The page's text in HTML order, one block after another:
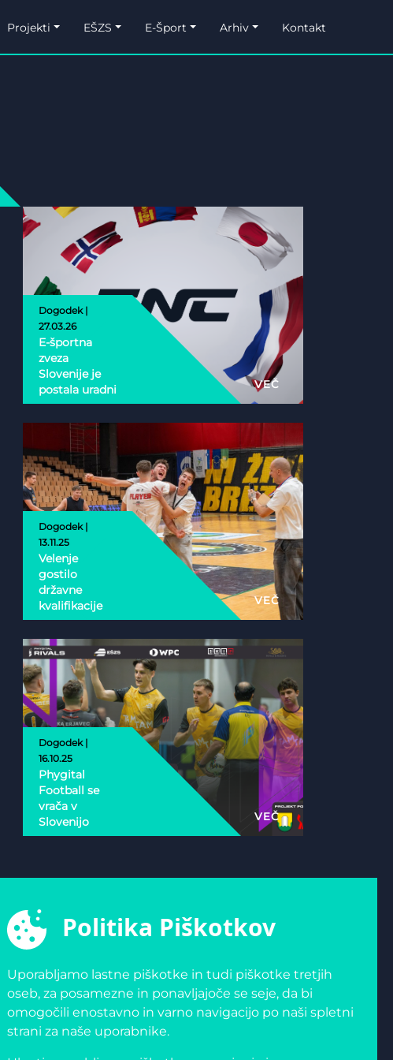
Projekti EŠZS E-Šport Arhiv Kontakt
Dogodek |
27.03.26
E-športna
zveza
Slovenije je
postala uradni
nacionalni
partner
Esports
Nations Cup
2026
VEČ
Dogodek |
13.11.25
Velenje
gostilo
državne
kvalifikacije
Phygital
VEČ
Dogodek |
16.10.25
Phygital
Football se
vrača v
Slovenijo
VEČ
Politika Piškotkov
Uporabljamo lastne piškotke in tudi piškotke tretjih
oseb, za posamezne in ponavljajoče se seje, da bi
omogočili enostavno in varno navigacijo po naši spletni
strani za naše uporabnike.